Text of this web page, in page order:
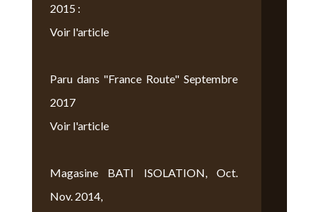
2015 :
Voir l'article
Paru dans "France Route" Septembre
2017
Voir l'article
Magasine BATI ISOLATION, Oct.
Nov. 2014,